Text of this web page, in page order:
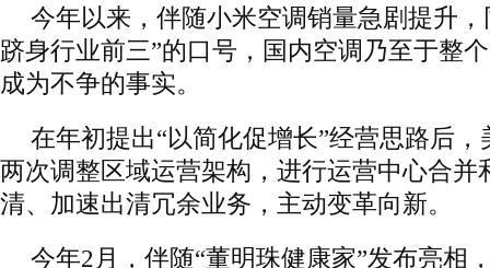
今年以来，伴随小米空调销量急剧提升
跻身行业前三”的口号，国内空调乃至于整
成为不争的事实。
在年初提出“以简化促增长”经营思路后
两次调整区域运营架构，进行运营中心合并
清、加速出清冗余业务，主动变革向新。
今年2月，伴随“董明珠健康家”发布亮相